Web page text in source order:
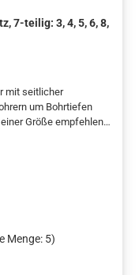
7-teilig: 3, 4, 5, 6, 8,
mit seitlicher
um Bohrtiefen
Größe empfehlen
4 mm mit montiertem
Menge: 5)